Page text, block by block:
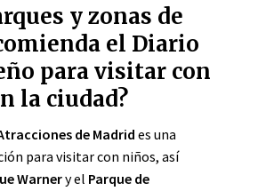
y zonas de
el Diario
para visitar con
la ciudad?
de Madrid es una
para visitar con niños, así
Warnery el Parque de